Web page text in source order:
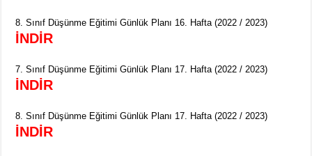
8. Sınıf Düşünme Eğitimi Günlük Planı 16. Hafta (2022 / 2023)
İNDİR
7. Sınıf Düşünme Eğitimi Günlük Planı 17. Hafta (2022 / 2023)
İNDİR
8. Sınıf Düşünme Eğitimi Günlük Planı 17. Hafta (2022 / 2023)
İNDİR